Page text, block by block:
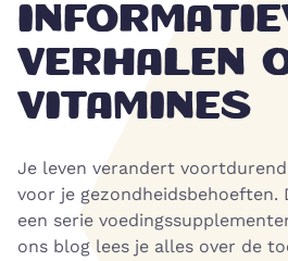
VERHALEN
VITAMINES
Je leven verandert
voor je gezondheidsbehoeften.
een serie
ons blog lees je alles over de
English
Français
Italiano
Nederlands